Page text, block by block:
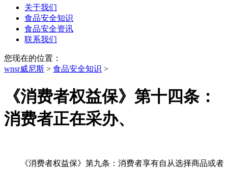
关于我们
食品安全知识
食品安全资讯
联系我们
您现在的位置：
wnsr威尼斯 > 食品安全知识 >
《消费者权益保》第十四条：
消费者正在采办、
《消费者权益保》第九条：消费者享有自从选择商品或者